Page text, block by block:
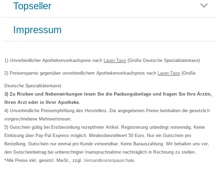
Datenschutz
AGB
Cookie-Einstellungen
Vertrag widerrufen
Paketlieferstatus
Versandkosten
Bestellschein ausfüllen
Newsletteranmeldung
Rezeptlieferung
Bonusprogramm
Gutschein und Rabatte
Kundenbewertung
Topseller
Grippostad
Bepanthen
Formoline
Wick
Eucerin
Basica
Impressum
1) Unverbindlicher Apothekenverkaufspreis nach Lauer-Taxe (Große Deutsche Spezialitätentaxe)
2) Preisersparnis gegenüber unverbindlichem Apothekenverkaufspreis nach Lauer-Taxe (Große
Deutsche Spezialitätentaxe)
3) Zu Risiken und Nebenwirkungen lesen Sie die Packungsbeilage und fragen Sie Ihre Ärztin,
Ihren Arzt oder in Ihrer Apotheke.
4) Unverbindliche Preisempfehlung des Herstellers. Die angegebenen Preise beinhalten die gesetzlich
vorgeschriebene Mehrwertsteuer.
5) Gutschein gültig bei Erstbestellung rezeptfreier Artikel. Registrierung unbedingt notwendig. Keine
Einlösung über Pay-Pal Express möglich. Mindestbestellwert 50 Euro. Nur ein Gutschein pro
Bestellung. Gutschein nur einmal pro Kunde verwendbar. Keine Barauszahlung. Wir behalten uns vor,
den Gutscheinbetrag bei unberechtigter Inanspruchnahme nachträglich in Rechnung zu stellen.
*Alle Preise inkl. gesetzl. MwSt., zzgl.Versandkostenpauschale.